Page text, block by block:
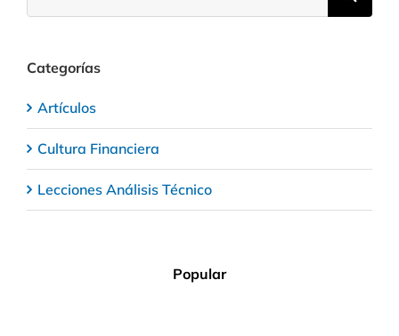
Categorías
Artículos
Cultura Financiera
Lecciones Análisis Técnico
Popular